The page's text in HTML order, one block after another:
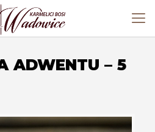
ADWENTU – 5